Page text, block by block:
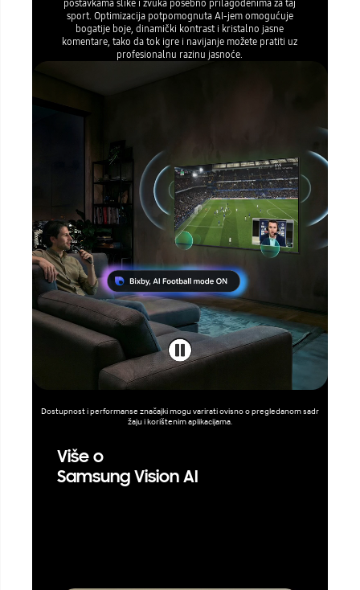
postavkama slike i zvuka posebno prilagođenima za taj
sport. Optimizacija potpomognuta AI-jem omogućuje
bogatije boje, dinamički kontrast i kristalno jasne
komentare, tako da tok igre i navijanje možete pratiti uz
profesionalnu razinu jasnoće.
Dostupnost i performanse značajki mogu varirati ovisno o pregledanom sadr
žaju i korištenim aplikacijama.
Više o
Samsung Vision AI